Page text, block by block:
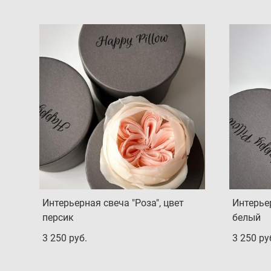
Интерьерная свеча "Роза", цвет
персик
3 250 pуб.
белый
3 250